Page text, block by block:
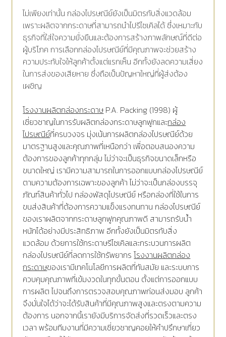
ไม่เพียงเท่านั้น กล่องไปรษณีย์ยังเป็นมิตรกับสิ่งแวดล้อม
เพราะผลิตจากกระดาษที่สามารถนำไปรีไซเคิลได้ ซึ่งเหมาะกับ
ธุรกิจที่ใส่ใจความยั่งยืนและต้องการสร้างภาพลักษณ์ที่ดีต่อ
ผู้บริโภค การเลือกกล่องไปรษณีย์ที่มีคุณภาพจะช่วยสร้าง
ความประทับใจให้ลูกค้าตั้งแต่แรกเห็น อีกทั้งยังลดความเสี่ยง
ในการส่งของเสียหาย ซึ่งถือเป็นปัญหาใหญ่ที่ผู้ส่งต้อง
เผชิญ
โรงงานผลิตกล่องกระดาษ P.A. Packing (1998) ผู้
เชี่ยวชาญในการรับผลิตกล่องกระดาษลูกฟูกและกล่อง
ไปรษณีย์ที่ครบวงจร มุ่งเน้นการผลิตกล่องไปรษณีย์ด้วย
มาตรฐานสูงและคุณภาพที่เหนือกว่า เพื่อตอบสนองความ
ต้องการของลูกค้าทุกกลุ่ม ไม่ว่าจะเป็นธุรกิจขนาดเล็กหรือ
ขนาดใหญ่ เรามีความสามารถในการออกแบบกล่องไปรษณีย์
ตามความต้องการเฉพาะของลูกค้า ไม่ว่าจะเป็นกล่องบรรจุ
ภัณฑ์สินค้าทั่วไป กล่องพัสดุไปรษณีย์ หรือกล่องที่ใช้ในการ
ขนส่งสินค้าที่ต้องการความแข็งแรงทนทาน กล่องไปรษณีย์
ของเราผลิตจากกระดาษลูกฟูกคุณภาพดี สามารถรับน้ำ
หนักได้อย่างมีประสิทธิภาพ อีกทั้งยังเป็นมิตรกับสิ่ง
แวดล้อม ด้วยการใช้กระดาษรีไซเคิลและกระบวนการผลิต
กล่องไปรษณีย์ที่ลดการใช้ทรัพยากรโรงงานผลิตกล่อง
กระดาษของเรามีเทคโนโลยีการผลิตที่ทันสมัย และระบบการ
ควบคุมคุณภาพที่เข้มงวดในทุกขั้นตอน ตั้งแต่การออกแบบ
การผลิต ไปจนถึงการตรวจสอบคุณภาพก่อนส่งมอบ ลูกค้า
จึงมั่นใจได้ว่าจะได้รับสินค้าที่มีคุณภาพสูงและตรงตามความ
ต้องการ นอกจากนี้เรายังมีบริการจัดส่งที่รวดเร็วและตรง
เวลา พร้อมทีมงานที่มีความเชี่ยวชาญคอยให้คำปรึกษาเกี่ยว